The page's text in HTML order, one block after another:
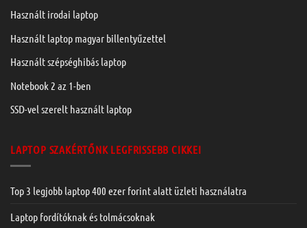
Használt irodai laptop
Használt laptop magyar billentyűzettel
Használt szépséghibás laptop
Notebook 2 az 1-ben
SSD-vel szerelt használt laptop
LAPTOP SZAKÉRTŐNK LEGFRISSEBB CIKKEI
Top 3 legjobb laptop 400 ezer forint alatt üzleti használatra
Laptop fordítóknak és tolmácsoknak